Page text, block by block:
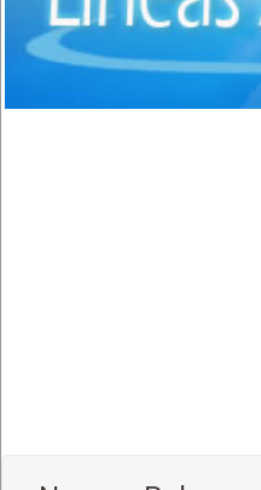
Comida Japonesa(7)
Comida Mexicana(1)